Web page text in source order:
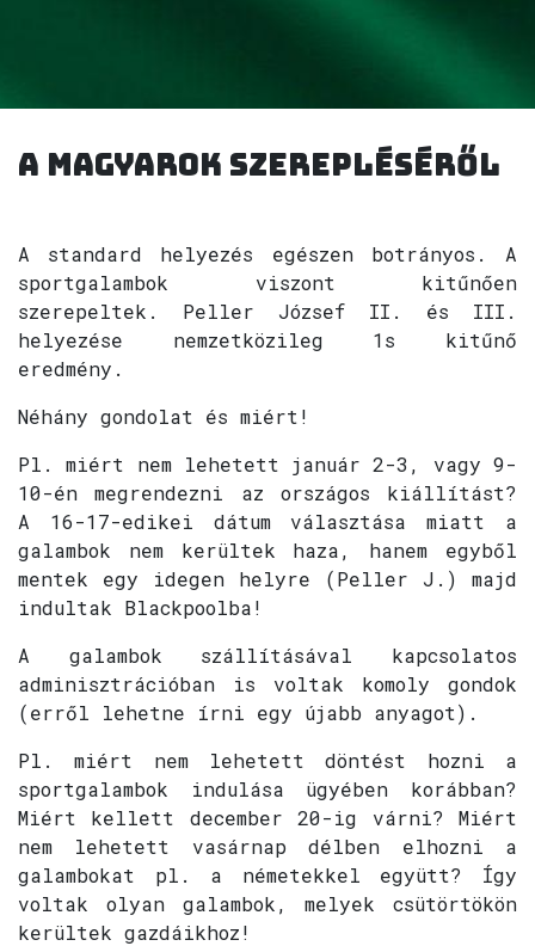
A magyarok szerepléséről
A standard helyezés egészen botrányos. A
sportgalambok viszont kitűnően
szerepeltek. Peller József II. és III.
helyezése nemzetközileg 1s kitűnő
eredmény.
Néhány gondolat és miért!
Pl. miért nem lehetett január 2-3, vagy 9-
10-én megrendezni az országos kiállítást?
A 16-17-edikei dátum választása miatt a
galambok nem kerültek haza, hanem egyből
mentek egy idegen helyre (Peller J.) majd
indultak Blackpoolba!
A galambok szállításával kapcsolatos
adminisztrációban is voltak komoly gondok
(erről lehetne írni egy újabb anyagot).
Pl. miért nem lehetett döntést hozni a
sportgalambok indulása ügyében korábban?
Miért kellett december 20-ig várni? Miért
nem lehetett vasárnap délben elhozni a
galambokat pl. a németekkel együtt? Így
voltak olyan galambok, melyek csütörtökön
kerültek gazdáikhoz!